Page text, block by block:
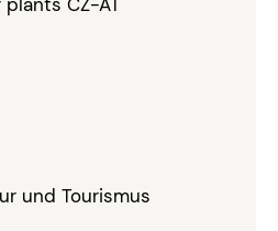
und Tourismus